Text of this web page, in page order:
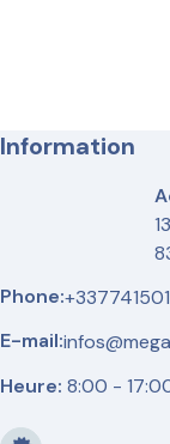
Information
Phone:
E-mail:
Heure: 8:00 -